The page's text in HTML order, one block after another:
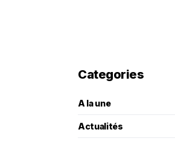
Categories
A la une
Actualités